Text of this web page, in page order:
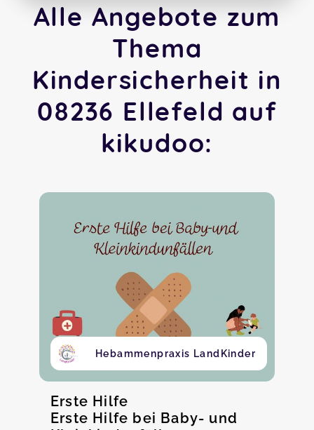
Alle Angebote zum
Thema
Kindersicherheit in
08236 Ellefeld auf
kikudoo:
Hebammenpraxis LandKinder
Erste Hilfe
Erste Hilfe bei Baby- und